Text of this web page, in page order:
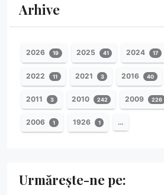
Arhive
2026 19 2025 41 2024 17
2022 11 2021 3 2016 40
2011 3 2010 242 2009 226
2006 1 1926 1 …
Urmărește-ne pe: